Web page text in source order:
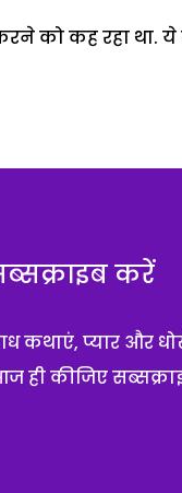
को कह रहा था. ये
करें
कथाएं, प्यार और
ही कीजिए